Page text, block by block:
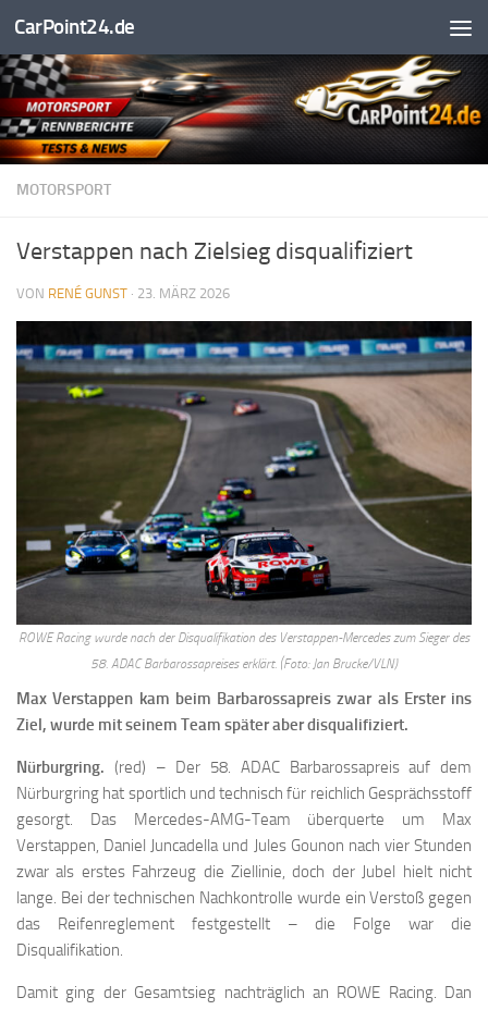
Unter dem Inhalt
CarPoint24.de
MOTORSPORT
Verstappen nach Zielsieg disqualifiziert
VON RENÉ GUNST · 23. MÄRZ 2026
ROWE Racing wurde nach der Disqualifikation des Verstappen-Mercedes zum Sieger des
58. ADAC Barbarossapreises erklärt. (Foto: Jan Brucke/VLN)
Max Verstappen kam beim Barbarossapreis zwar als Erster ins
Ziel, wurde mit seinem Team später aber disqualifiziert.
Nürburgring. (red) – Der 58. ADAC Barbarossapreis auf dem
Nürburgring hat sportlich und technisch für reichlich Gesprächsstoff
gesorgt. Das Mercedes-AMG-Team überquerte um Max
Verstappen, Daniel Juncadella und Jules Gounon nach vier Stunden
zwar als erstes Fahrzeug die Ziellinie, doch der Jubel hielt nicht
lange. Bei der technischen Nachkontrolle wurde ein Verstoß gegen
das Reifenreglement festgestellt – die Folge war die
Disqualifikation.
Damit ging der Gesamtsieg nachträglich an ROWE Racing. Dan